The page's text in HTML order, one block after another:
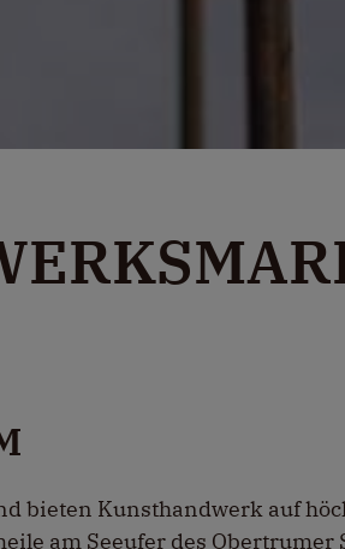
bieten Kunsthandwerk auf
am Seeufer des Obertrumer